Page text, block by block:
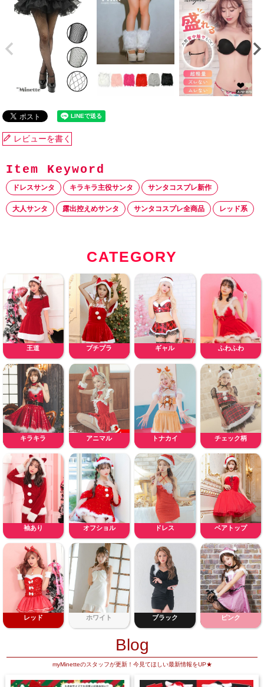
レビューを書く
ドレスサンタ キラキラ主役サンタ サンタコスプレ新作
大人サンタ 露出控えめサンタ サンタコスプレ全商品 レッド系
CATEGORY
王道 プチプラ ギャル ふわふわ
キラキラ アニマル トナカイ チェック柄
袖あり オフショル ドレス ベアトップ
レッド ホワイト ブラック ピンク
Blog
myMinetteのスタッフが更新！今見てほしい最新情報をUP★